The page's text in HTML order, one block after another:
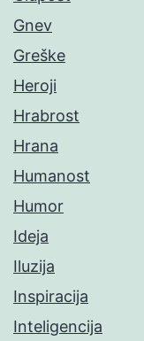
Gnev
Greške
Heroji
Hrabrost
Hrana
Humanost
Humor
Ideja
Iluzija
Inspiracija
Inteligencija